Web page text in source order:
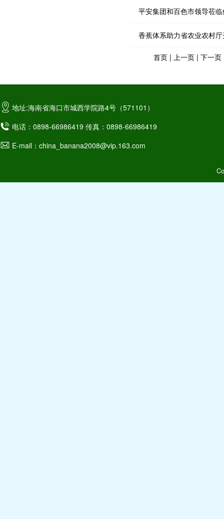
平安集团和百色市领导莅
香蕉体系助力省农业农村
首页| 上一页| 下一页
地址:海南省海口市城西学院路4号（571101）
电话：0898-66986419 传真：0898-66986419
E-mail：china_banana2008@vip.163.com